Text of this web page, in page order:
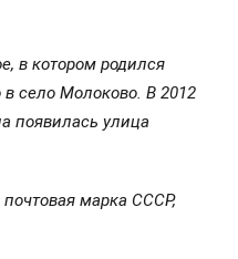
в котором родился
село Молоково. В 2012
появилась улица
марка СССР,